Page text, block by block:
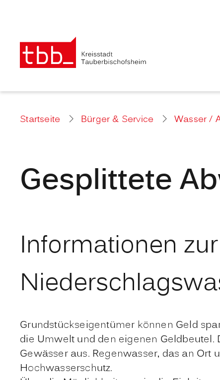
Startseite Bürger & Service Wasser /
Gesplittete
Informationen
Grundstückseigentümer können Geld
die Umwelt und den eigenen
Gewässer aus. Regenwasser, das an
Hochwasserschutz.